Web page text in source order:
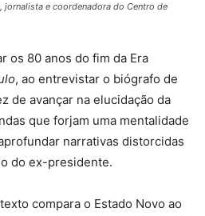
jornalista e coordenadora do Centro de
os 80 anos do fim da Era
, ao entrevistar o biógrafo de
de avançar na elucidação da
que forjam uma mentalidade
narrativas distorcidas
do ex-presidente.
compara o Estado Novo ao